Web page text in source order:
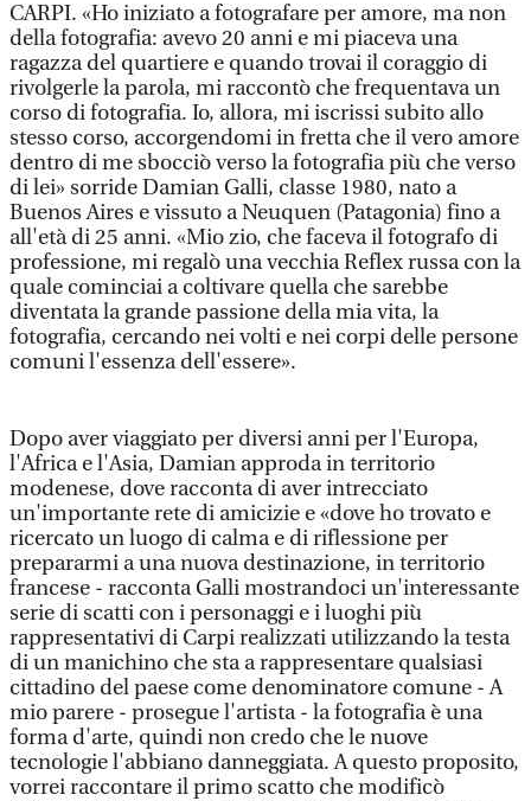
CARPI. «Ho iniziato a fotografare per amore, ma non
della fotografia: avevo 20 anni e mi piaceva una
ragazza del quartiere e quando trovai il coraggio di
rivolgerle la parola, mi raccontò che frequentava un
corso di fotografia. Io, allora, mi iscrissi subito allo
stesso corso, accorgendomi in fretta che il vero amore
dentro di me sbocciò verso la fotografia più che verso
di lei» sorride Damian Galli, classe 1980, nato a
Buenos Aires e vissuto a Neuquen (Patagonia) fino a
all'età di 25 anni. «Mio zio, che faceva il fotografo di
professione, mi regalò una vecchia Reflex russa con la
quale cominciai a coltivare quella che sarebbe
diventata la grande passione della mia vita, la
fotografia, cercando nei volti e nei corpi delle persone
comuni l'essenza dell'essere».
Dopo aver viaggiato per diversi anni per l'Europa,
l'Africa e l'Asia, Damian approda in territorio
modenese, dove racconta di aver intrecciato
un'importante rete di amicizie e «dove ho trovato e
ricercato un luogo di calma e di riflessione per
prepararmi a una nuova destinazione, in territorio
francese - racconta Galli mostrandoci un'interessante
serie di scatti con i personaggi e i luoghi più
rappresentativi di Carpi realizzati utilizzando la testa
di un manichino che sta a rappresentare qualsiasi
cittadino del paese come denominatore comune - A
mio parere - prosegue l'artista - la fotografia è una
forma d'arte, quindi non credo che le nuove
tecnologie l'abbiano danneggiata. A questo proposito,
vorrei raccontare il primo scatto che modificò